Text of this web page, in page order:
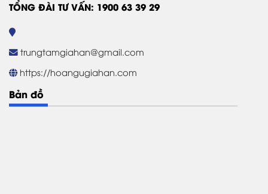
TỔNG ĐÀI TƯ VẤN: 1900 63 39 29
trungtamgiahan@gmail.com
https://hoangugiahan.com
Bản đồ